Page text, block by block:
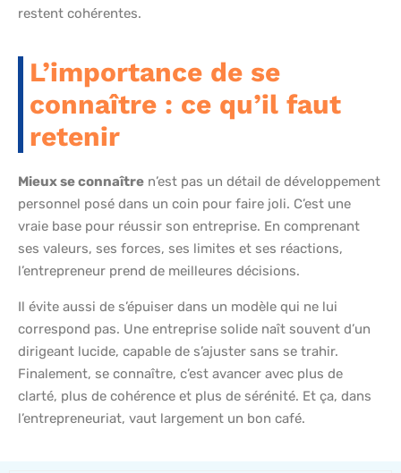
restent cohérentes.
L’importance de se
connaître : ce qu’il faut
retenir
Mieux se connaître n’est pas un détail de développement
personnel posé dans un coin pour faire joli. C’est une
vraie base pour réussir son entreprise. En comprenant
ses valeurs, ses forces, ses limites et ses réactions,
l’entrepreneur prend de meilleures décisions.
Il évite aussi de s’épuiser dans un modèle qui ne lui
correspond pas. Une entreprise solide naît souvent d’un
dirigeant lucide, capable de s’ajuster sans se trahir.
Finalement, se connaître, c’est avancer avec plus de
clarté, plus de cohérence et plus de sérénité. Et ça, dans
l’entrepreneuriat, vaut largement un bon café.